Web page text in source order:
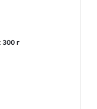
300 г